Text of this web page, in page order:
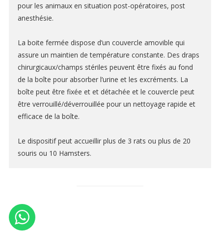
Pression sanguine et NIBP
SOLUTIONS DE PESAGE
Balances vétérinaires
Balances scolaires et de poches
SYSTÈMES D’ACQUISITION ENSEIGNEMENT ET RECHERCHE
Capteurs & Accessoires
pour les animaux en situation post-opératoires, post
anesthésie.
La boite fermée dispose d’un couvercle amovible qui
assure un maintien de température constante. Des draps
chirurgicaux/champs stériles peuvent être fixés au fond
de la boîte pour absorber l’urine et les excréments. La
boîte peut être fixée et et détachée et le couvercle peut
être verrouillé/déverrouillée pour un nettoyage rapide et
efficace de la boîte.
Le dispositif peut accueillir plus de 3 rats ou plus de 20
souris ou 10 Hamsters.